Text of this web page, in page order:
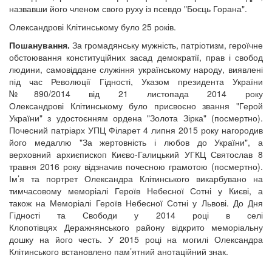
назвавши його членом свого руху із псевдо "Боєць Горана".
Олександрові Клітинському було 25 років.
Пошанування. За громадянську мужність, патріотизм, героїчне
обстоювання конституційних засад демократії, прав і свобод
людини, самовіддане служіння українському народу, виявлені
під час Революції Гідності, Указом президента України
№890/2014 від 21 листопада 2014 року
Олександрові Клітинському було присвоєно звання "Герой
України" з удостоєнням ордена "Золота Зірка" (посмертно).
Почесний патріарх УПЦ Філарет 4 липня 2015 року нагородив
його медаллю "За жертовність і любов до України", а
верховний архиєпископ Києво-Галицький УГКЦ Святослав 8
травня 2016 року відзначив почесною грамотою (посмертно).
Ім’я та портрет Олександра Клітинського викарбувано на
тимчасовому меморіалі Героїв Небесної Сотні у Києві, а
також на Меморіалі Героїв Небесної Сотні у Львові. До Дня
Гідності та Свободи у 2014 році в селі
Клопотівцях Деражнянського району відкрито меморіальну
дошку на його честь. У 2015 році на могилі Олександра
Клітинського встановлено пам’ятний анотаційний знак.